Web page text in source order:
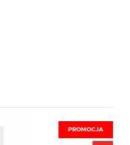
PROMOCJA